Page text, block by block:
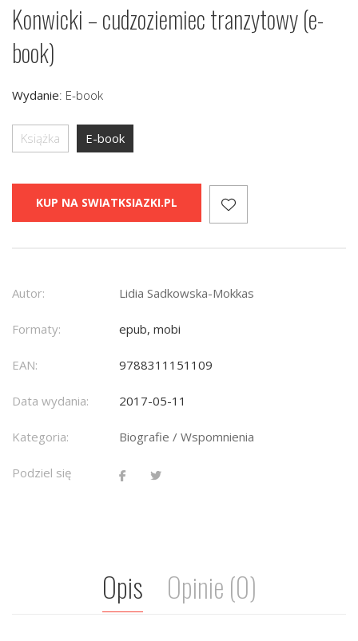
Konwicki – cudzoziemiec tranzytowy (e-
book)
Wydanie: E-book
Książka E-book
KUP NA SWIATKSIAZKI.PL
Autor: Lidia Sadkowska-Mokkas
Formaty: epub, mobi
EAN: 9788311151109
Data wydania: 2017-05-11
Kategoria: Biografie / Wspomnienia
Podziel się
Opis Opinie (0)